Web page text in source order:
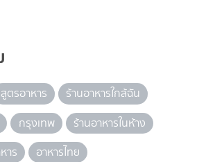
สูตรอาหาร
ร้านอาหารใกล้ฉัน
กรุงเทพ
ร้านอาหารในห้าง
าร
อาหารไทย